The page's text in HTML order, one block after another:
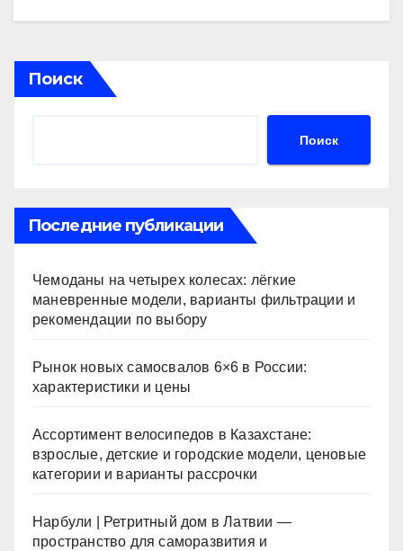
Поиск
Поиск
Последние публикации
Чемоданы на четырех колесах: лёгкие
маневренные модели, варианты фильтрации и
рекомендации по выбору
Рынок новых самосвалов 6×6 в России:
характеристики и цены
Ассортимент велосипедов в Казахстане:
взрослые, детские и городские модели, ценовые
категории и варианты рассрочки
Нарбули | Ретритный дом в Латвии —
пространство для саморазвития и